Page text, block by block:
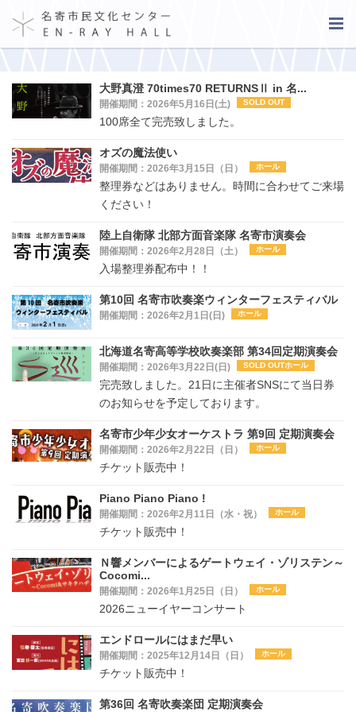
大野真澄 70times70 RETURNSⅡ in 名...
開催期間：2026年5月16日(土) SOLD OUT
100席全て完売致しました。
オズの魔法使い
開催期間：2026年3月15日（日） ホール
整理券などはありません。時間に合わせてご来場
ください！
陸上自衛隊 北部方面音楽隊 名寄市演奏会
開催期間：2026年2月28日（土） ホール
入場整理券配布中！！
第10回 名寄市吹奏楽ウィンターフェスティバル
開催期間：2026年2月1日(日) ホール
北海道名寄高等学校吹奏楽部 第34回定期演奏会
開催期間：2026年3月22日(日) SOLD OUTホール
完売致しました。21日に主催者SNSにて当日券
のお知らせを予定しております。
名寄市少年少女オーケストラ 第9回 定期演奏会
開催期間：2026年2月22日（日） ホール
チケット販売中！
Piano Piano Piano !
開催期間：2026年2月11日（水・祝） ホール
チケット販売中！
Ｎ響メンバーによるゲートウェイ・ゾリステン～
Cocomi...
開催期間：2026年1月25日（日） ホール
2026ニューイヤーコンサート
エンドロールにはまだ早い
開催期間：2025年12月14日（日） ホール
チケット販売中！
第36回 名寄吹奏楽団 定期演奏会